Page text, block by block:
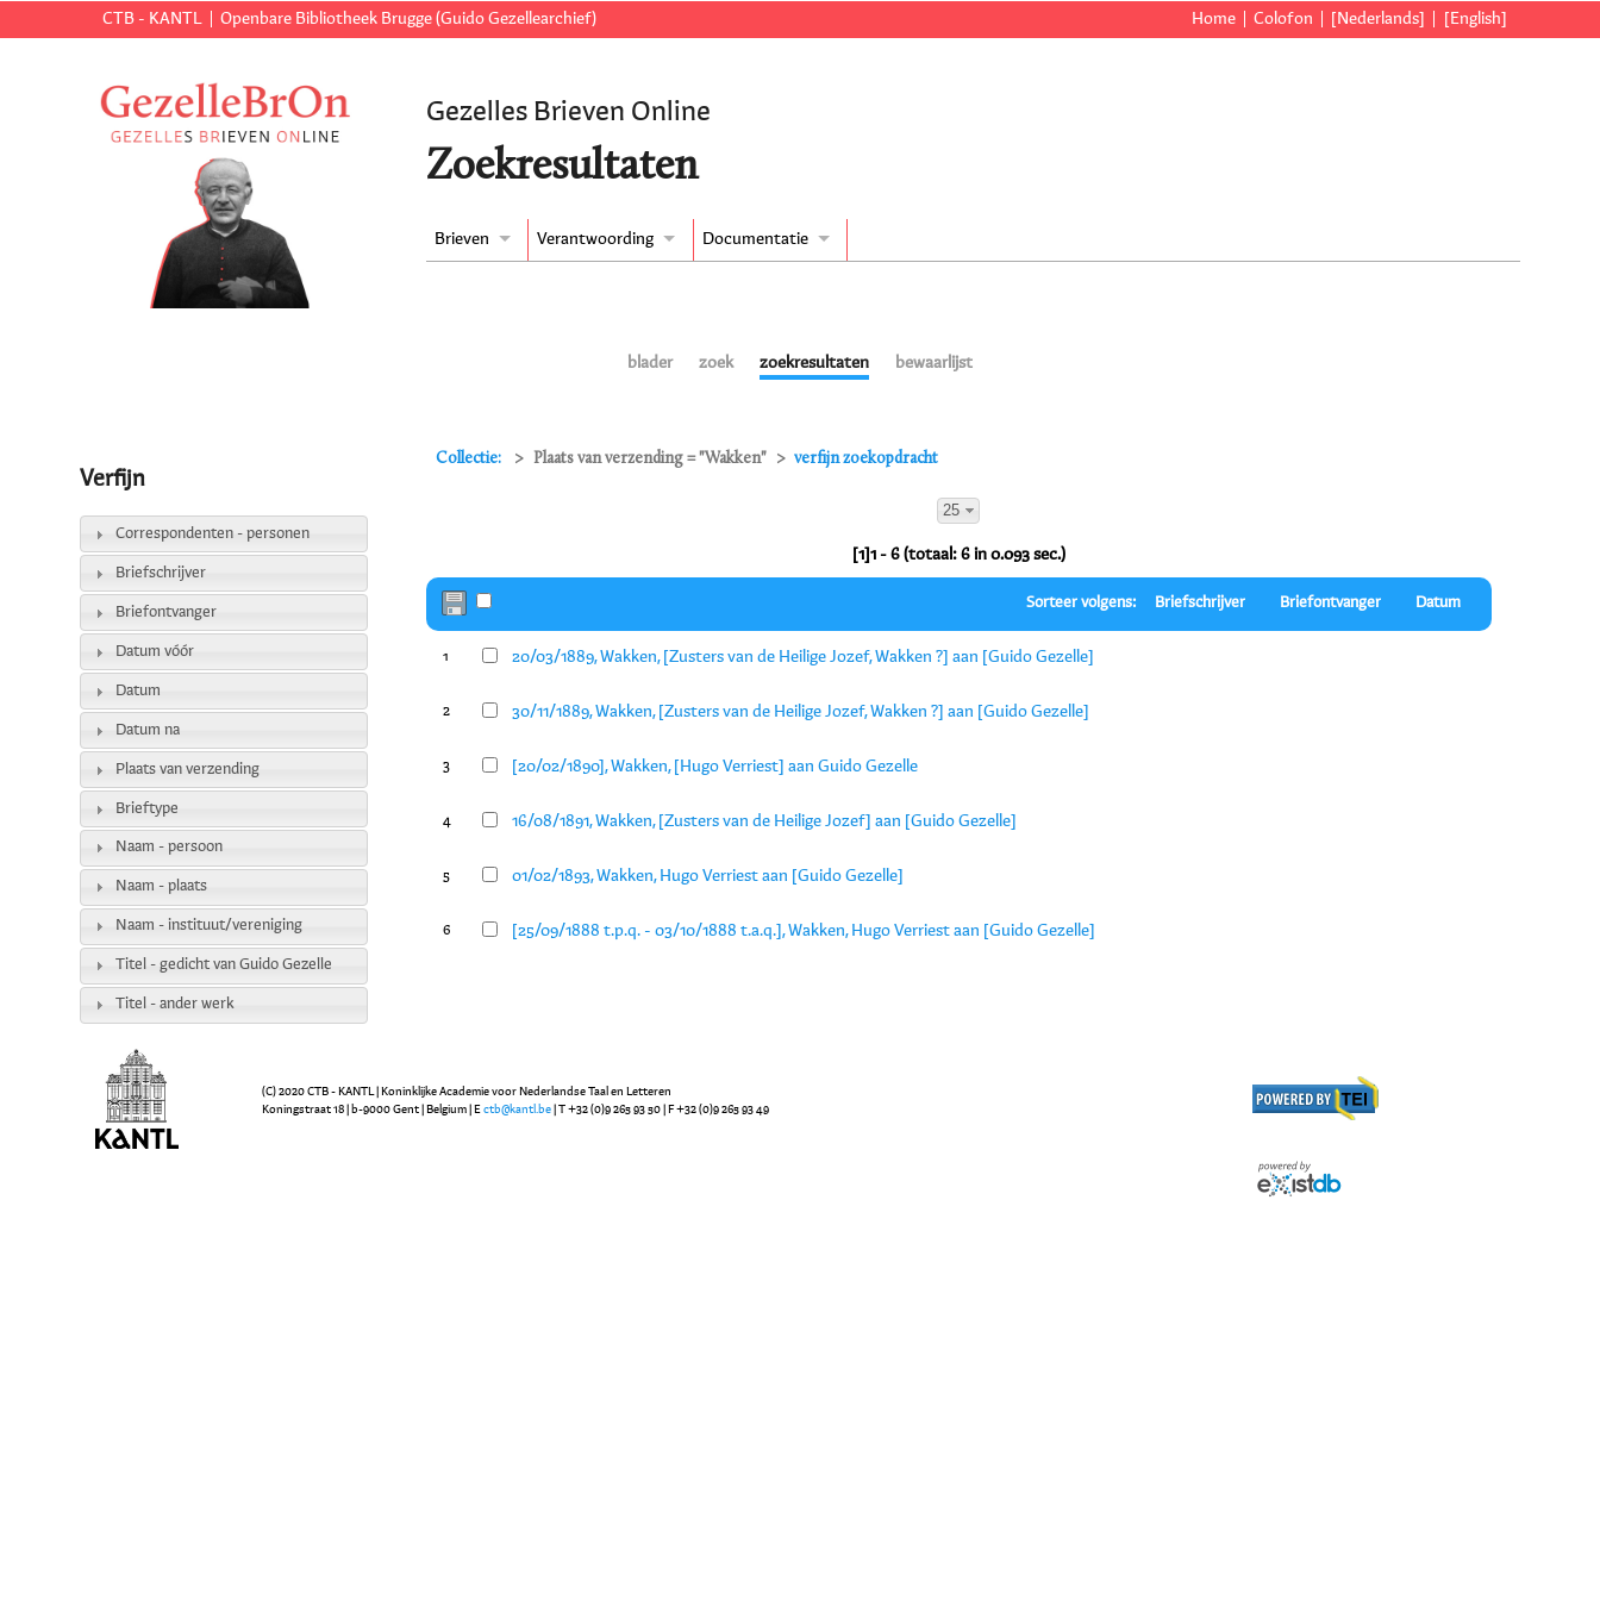
CTB - KANTL Openbare Bibliotheek Brugge (Guido Gezellearchief) Home Colofon [Nederlands] [English]
Gezelles Brieven Online
Zoekresultaten
Brieven Verantwoording Documentatie
blader zoek zoekresultaten bewaarlijst
Collectie: Plaats van verzending = "Wakken" verfijn zoekopdracht
25
[1]1 - 6 (totaal: 6 in 0.093 sec.)
Sorteer volgens: Briefschrijver Briefontvanger Datum
1 20/03/1889, Wakken, [Zusters van de Heilige Jozef, Wakken ?] aan [Guido Gezelle]
2 30/11/1889, Wakken, [Zusters van de Heilige Jozef, Wakken ?] aan [Guido Gezelle]
3 [20/02/1890], Wakken, [Hugo Verriest] aan Guido Gezelle
4 16/08/1891, Wakken, [Zusters van de Heilige Jozef] aan [Guido Gezelle]
5 01/02/1893, Wakken, Hugo Verriest aan [Guido Gezelle]
6 [25/09/1888 t.p.q. - 03/10/1888 t.a.q.], Wakken, Hugo Verriest aan [Guido Gezelle]
Verfijn
Correspondenten - personen
Briefschrijver
Briefontvanger
Datum vóór
Datum
Datum na
Plaats van verzending
Brieftype
Naam - persoon
Naam - plaats
Naam - instituut/vereniging
Titel - gedicht van Guido Gezelle
Titel - ander werk
(C) 2020 CTB - KANTL | Koninklijke Academie voor Nederlandse Taal en Letteren
Koningstraat 18 | b-9000 Gent | Belgium | Ectb@kantl.be | T +32 (0)9 265 93 50 | F +32 (0)9 265 93 49